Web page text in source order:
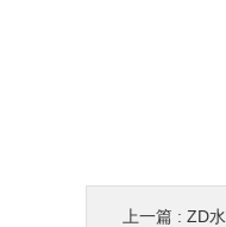
上一篇 : ZD